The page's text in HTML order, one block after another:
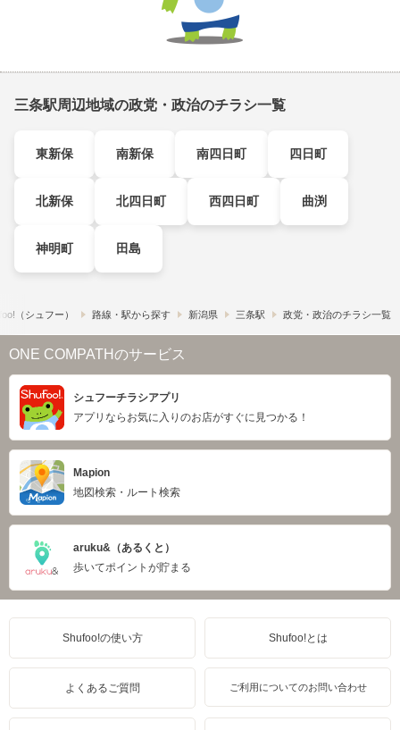
三条駅周辺地域の政党・政治のチラシ一覧
東新保 南新保 南四日町 四日町
北新保 北四日町 西四日町 曲渕
神明町 田島
（シュフー） 路線・駅から探す 新潟県 三条駅 政党・政治のチラシ一覧
ONE COMPATHのサービス
シュフーチラシアプリ
アプリならお気に入りのお店がすぐに見つかる！
Mapion
地図検索・ルート検索
aruku&（あるくと）
歩いてポイントが貯まる
Shufoo!の使い方 Shufoo!とは
よくあるご質問 ご利用についてのお問い合わせ